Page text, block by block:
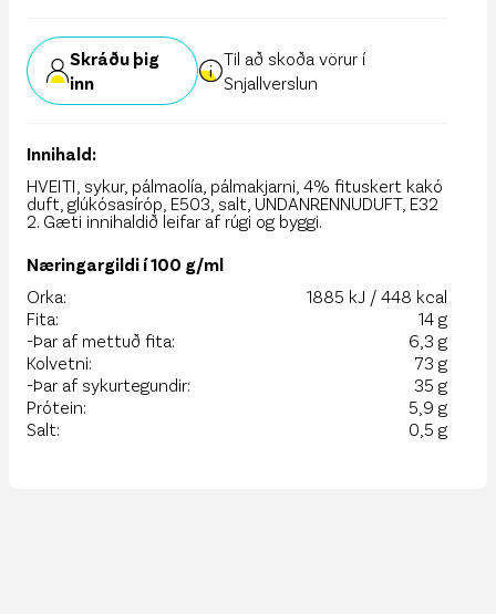
Skráðu þig
inn
Til að skoða vörur í
Snjallverslun
Innihald:
HVEITI, sykur, pálmaolía, pálmakjarni, 4% fituskert kakó
duft, glúkósasíróp, E503, salt, UNDANRENNUDUFT, E32
2. Gæti innihaldið leifar af rúgi og byggi.
Næringargildi í 100 g/ml
Orka:
1885 kJ / 448 kcal
Fita:
14 g
-Þar af mettuð fita:
6,3 g
Kolvetni:
73 g
-Þar af sykurtegundir:
35 g
Prótein:
5,9 g
Salt:
0,5 g